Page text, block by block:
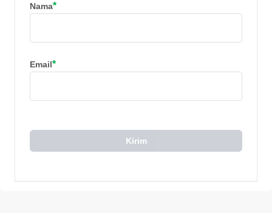
Nama*
Email*
Kirim